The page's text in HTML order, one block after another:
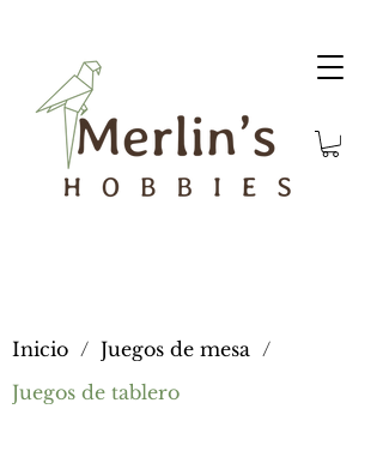
Inicio / Juegos de mesa /
Juegos de tablero